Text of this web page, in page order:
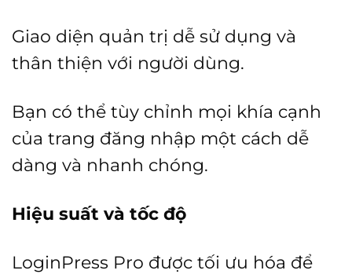
Giao diện quản trị dễ sử dụng và
thân thiện với người dùng.
Bạn có thể tùy chỉnh mọi khía cạnh
của trang đăng nhập một cách dễ
dàng và nhanh chóng.
Hiệu suất và tốc độ
LoginPress Pro được tối ưu hóa để